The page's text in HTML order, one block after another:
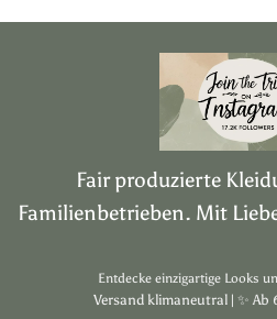
Fair produzierte
Familienbetrieben. Mit
Entdecke einzigartige Looks
Versand klimaneutral | ✨ Ab